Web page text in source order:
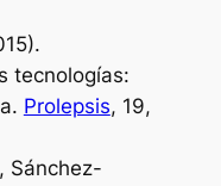
tecnologías:
Prolepsis, 19,
Sánchez-